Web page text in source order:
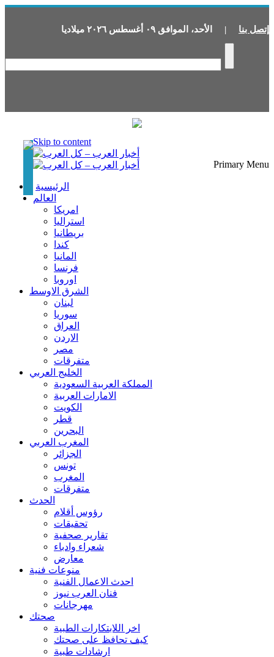
إتصل بنا | الأحد، الموافق ٠٩ أغسطس ٢٠٢٦ ميلاديا
Skip to content
Primary Menu
الرئيسية
العالم
امريكا
استراليا
بريطانيا
كندا
المانيا
فرنسا
اوروبا
الشرق الاوسط
لبنان
سوريا
العراق
الاردن
مصر
متفرقات
الخليج العربي
المملكة العربية السعودية
الامارات العربية
الكويت
قطر
البحرين
المغرب العربي
الجزائر
تونس
المغرب
متفرقات
الحدث
رؤوس أقلام
تحقيقات
تقارير صحفية
شعراء وادباء
معارض
منوعات فنية
احدث الاعمال الفنية
فنان العرب نيوز
مهرجانات
صحتك
اخر اللابتكارات الطبية
كيف تحافظ على صحتك
ارشادات طبية